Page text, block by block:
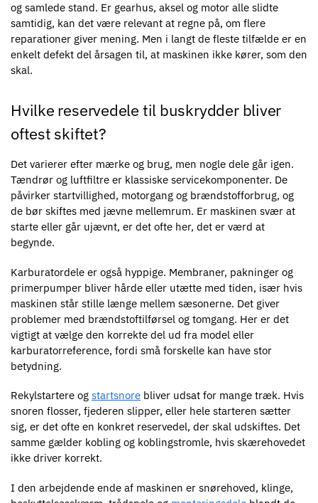
og samlede stand. Er gearhus, aksel og motor alle slidte
samtidig, kan det være relevant at regne på, om flere
reparationer giver mening. Men i langt de fleste tilfælde er en
enkelt defekt del årsagen til, at maskinen ikke kører, som den
skal.
Hvilke reservedele til buskrydder bliver
oftest skiftet?
Det varierer efter mærke og brug, men nogle dele går igen.
Tændrør og luftfiltre er klassiske servicekomponenter. De
påvirker startvillighed, motorgang og brændstofforbrug, og
de bør skiftes med jævne mellemrum. Er maskinen svær at
starte eller går ujævnt, er det ofte her, det er værd at
begynde.
Karburatordele er også hyppige. Membraner, pakninger og
primerpumper bliver hårde eller utætte med tiden, især hvis
maskinen står stille længe mellem sæsonerne. Det giver
problemer med brændstoftilførsel og tomgang. Her er det
vigtigt at vælge den korrekte del ud fra model eller
karburatorreference, fordi små forskelle kan have stor
betydning.
Rekylstartere og startsnore bliver udsat for mange træk. Hvis
snoren flosser, fjederen slipper, eller hele starteren sætter
sig, er det ofte en konkret reservedel, der skal udskiftes. Det
samme gælder kobling og koblingstromle, hvis skærehovedet
ikke driver korrekt.
I den arbejdende ende af maskinen er snørehoved, klinge,